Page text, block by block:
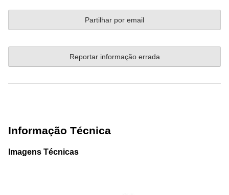
Partilhar por email
Reportar informação errada
Informação Técnica
Imagens Técnicas